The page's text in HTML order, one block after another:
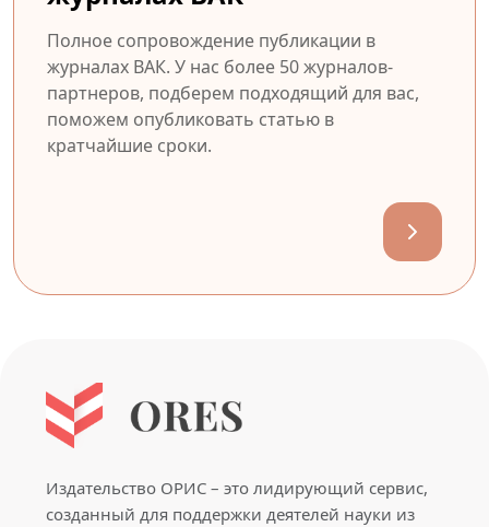
Полное сопровождение публикации в
журналах ВАК. У нас более 50 журналов-
партнеров, подберем подходящий для вас,
поможем опубликовать статью в
кратчайшие сроки.
Издательство ОРИС – это лидирующий сервис,
созданный для поддержки деятелей науки из